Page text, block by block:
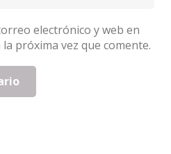
electrónico y web en
próxima vez que comente.